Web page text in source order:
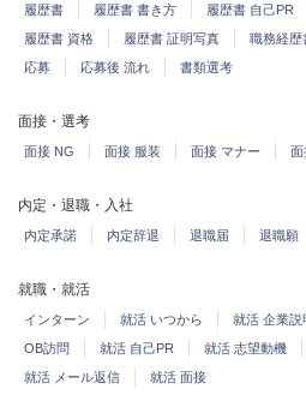
履歴書 履歴書 書き方 履歴書 自己PR
履歴書 資格
履歴書 証明写真 職務経歴
応募
応募後 流れ 書類選考
面接・選考
面接 NG 面接 服装 面接 マナー
内定・退職・入社
内定承諾 内定辞退 退職届 退職願
就職・就活
インターン 就活 いつから 就活 企業説
OB訪問
就活 自己PR 就活 志望動機
就活 メール返信
就活 面接